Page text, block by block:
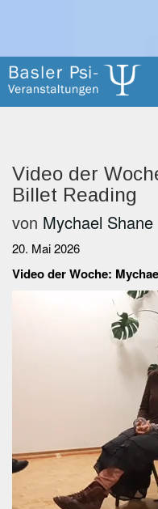
Video der
Billet Reading
von Mychael Shane
20. Mai 2026
Video der Woche: